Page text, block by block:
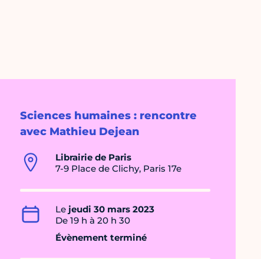
Sciences humaines : rencontre
avec Mathieu Dejean
Librairie de Paris
7-9 Place de Clichy, Paris 17e
Le jeudi 30 mars 2023
De 19 h à 20 h 30
Évènement terminé